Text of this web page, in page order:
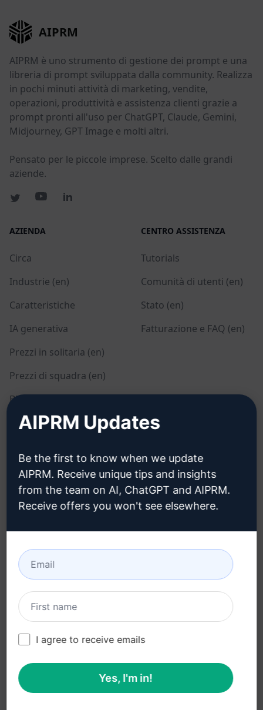
AIPRM
AIPRM è uno strumento di gestione dei prompt e una
libreria di prompt sviluppata dalla community. Realizza
in pochi minuti attività di marketing, vendite,
operazioni, produttività e assistenza clienti grazie a
prompt pronti all'uso per ChatGPT, Claude, Gemini,
Midjourney, GPT Image e molti altri.
Pensato per le piccole imprese. Scelto dalle grandi
aziende.
AZIENDA
Circa
Industrie (en)
Caratteristiche
IA generativa
Prezzi in solitaria (en)
Prezzi di squadra (en)
Blog (en)
CENTRO ASSISTENZA
Tutorials
Comunità di utenti (en)
Stato (en)
Fatturazione e FAQ (en)
Informativa sulla privacy
(en)
Politica di utilizzo
Termini dell'estensione
del browser (en)
Termini di fatturazione
(en)
Come installare
Google Chrome (en)
Microsoft Edge (en)
© 2026
All logos, trademarks, and registered trademarks are the
AIPRM Updates
Be the first to know when we update
AIPRM. Receive unique tips and insights
from the team on AI, ChatGPT and AIPRM.
Receive offers you won't see elsewhere.
I agree to receive emails
Yes, I'm in!